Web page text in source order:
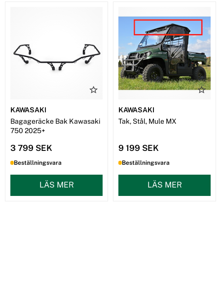
KAWASAKI
Bagageräcke Bak Kawasaki
750 2025+
3 799 SEK
Beställningsvara
LÄS MER
KAWASAKI
Tak, Stål, Mule MX
9 199 SEK
Beställningsvara
LÄS MER